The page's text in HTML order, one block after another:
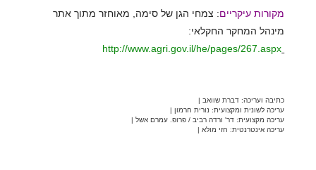
מקורות עיקריים: צמחי הגן של סימה, מאוחזר מתוך אתר
מינהל המחקר החקלאי:
http://www.agri.gov.il/he/pages/267.aspx
כתיבה ועריכה: דברת שוואב |
עריכה לשונית ומקצועית: נורית חרמון |
עריכה מקצועית: דר' ורדה רביב / פרופ. עמרם אשל |
עריכה אינטרנטית: חזי מולא |